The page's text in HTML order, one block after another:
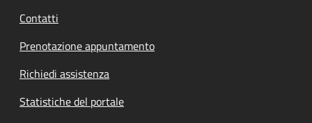
Contatti
Prenotazione appuntamento
Richiedi assistenza
Statistiche del portale